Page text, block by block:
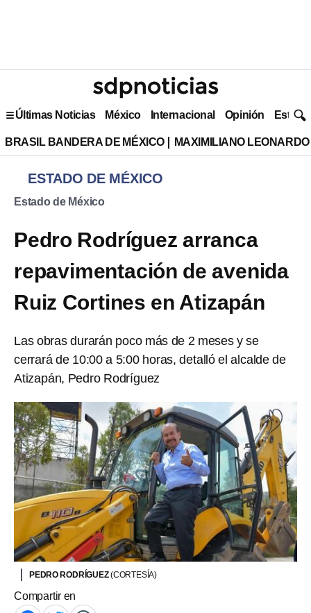
Últimas Noticias México Internacional Opinión Estilo
BRASIL BANDERA DE MÉXICO MAXIMILIANO
ESTADO DE MÉXICO
Estado de México
Pedro Rodríguez arranca
repavimentación de avenida
Ruiz Cortines en Atizapán
Las obras durarán poco más de 2 meses y se
cerrará de 10:00 a 5:00 horas, detalló el alcalde de
Atizapán, Pedro Rodríguez
PEDRO RODRÍGUEZ(CORTESÍA)
Compartir en